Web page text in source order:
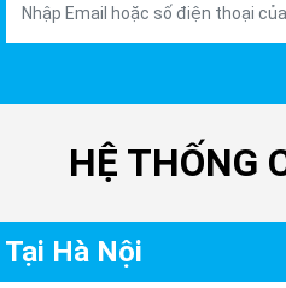
HỆ THỐNG
Hà Nội